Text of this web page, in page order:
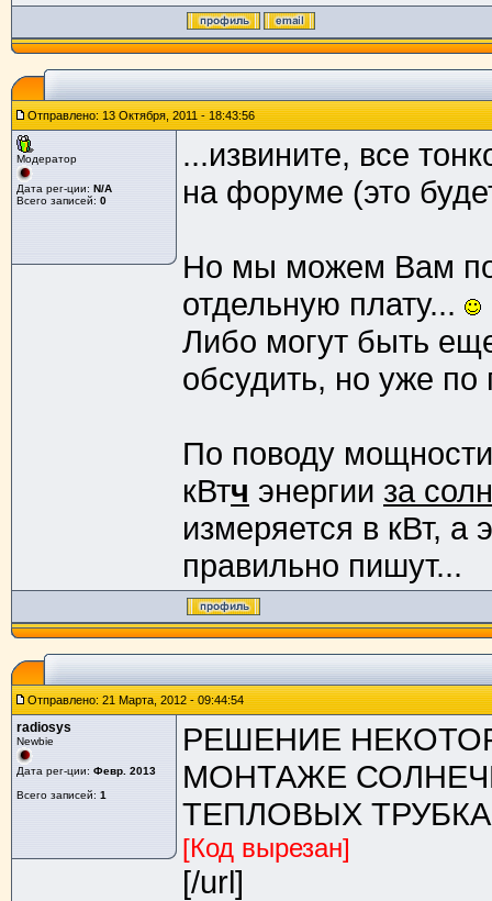
Отправлено: 13 Октября, 2011 - 18:43:56
Модератор
Дата рег-ции: N/A
Всего записей: 0
...извините, все
на форуме (это
Но мы можем Вам
отдельную плату...
Либо могут быть
обсудить, но уже по
По поводу
кВтч энергии за
измеряется в кВт, а
правильно пишут...
Отправлено: 21 Марта, 2012 - 09:44:54
radiosys
Newbie
Дата рег-ции: Февр. 2013
Всего записей: 1
РЕШЕНИЕ
МОНТАЖЕ
ТЕПЛОВЫХ
[Код вырезан]
[/url]